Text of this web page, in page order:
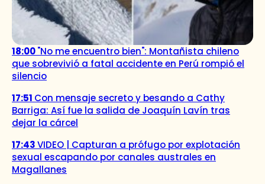
18:00"No me encuentro bien": Montañista chileno
que sobrevivió a fatal accidente en Perú rompió el
silencio
17:51 Con mensaje secreto y besando a Cathy
Barriga: Así fue la salida de Joaquín Lavín tras
dejar la cárcel
17:43VIDEO | Capturan a prófugo por explotación
sexual escapando por canales australes en
Magallanes